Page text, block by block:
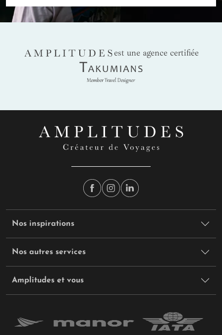
AMPLITUDES
est une agence certifiée
Takumians
Nos inspirations
Nos autres services
Amplitudes et vous